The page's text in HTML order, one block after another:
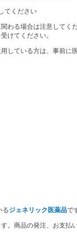
てください
わる場合は注意してく
けてください。
している方は、事前に
るジェネリック医薬品で
。商品の発注、お支払